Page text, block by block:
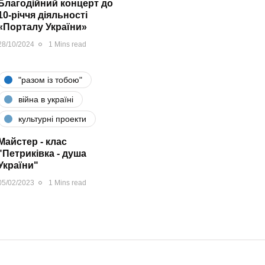
Благодійний концерт до
річчя діяльності
України»
10/2024 1 Mins read
"разом iз тобою"
війна в україні
культурні проекти
Майстер - клас
- душа
02/2023 1 Mins read